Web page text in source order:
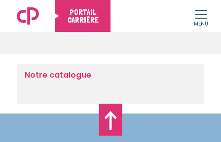
PORTAIL
CARRIÈRE
MENU
Notre catalogue